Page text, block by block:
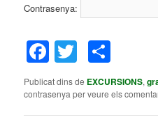
Contrasenya:
Facebook
Twitter
Publicat dins de EXCURSIONS,
contrasenya per veure els